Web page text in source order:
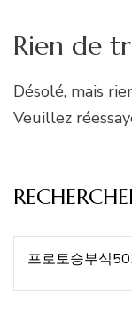
Rien de
Désolé, mais
Veuillez
Recherche